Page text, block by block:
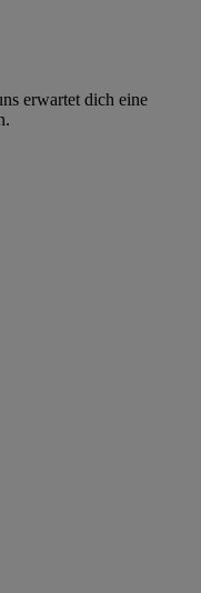
erwartet dich eine